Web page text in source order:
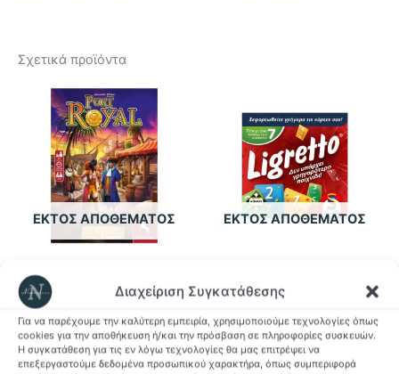
Διαχείριση Συγκατάθεσης
Για να παρέχουμε την καλύτερη εμπειρία, χρησιμοποιούμε τεχνολογίες όπως
cookies για την αποθήκευση ή/και την πρόσβαση σε πληροφορίες συσκευών.
Η συγκατάθεση για τις εν λόγω τεχνολογίες θα μας επιτρέψει να
επεξεργαστούμε δεδομένα προσωπικού χαρακτήρα, όπως συμπεριφορά
Σχετικά προϊόντα
ΕΚΤΌΣ ΑΠΟΘΈΜΑΤΟΣ
Επιτραπέζιο Port Royal
28,90€
ΕΚΤΌΣ ΑΠΟΘΈΜΑΤΟΣ
Επιτραπέζιο Ligretto
12,90€
Διαβάστε
περισσότερα